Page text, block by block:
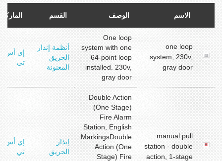
الاسم الوصف القسم الماركة
one loop
system, 230v,
gray door
One loop
system with one
64-point loop
installed. 230v,
gray door
أنظمة إنذار
الحريق
المعنونة
إي أس
تي
manual pull
station - double
action, 1-stage
Double Action
(One Stage)
Fire Alarm
Station, English
MarkingsDouble
Action (One
Stage) Fire
إنذار
الحريق
إي أس
تي